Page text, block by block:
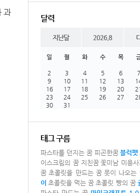
과
달력
지난달 2026.8
일 월 화 수 목
2
3 4 5 6 7
9
10 11 12 13
16
17 18 19 20
23
24 25 26 27
30
31
태그 구름
파스타를 던지는 꿈 피곤한꿈 블럭펫
이스크림의 꿈 지친꿈 꽃미남 미용
꿈 초콜릿을 만드는 꿈 못이 나오는
이 초콜릿을 먹는 꿈 초콜릿 빵의 꿈